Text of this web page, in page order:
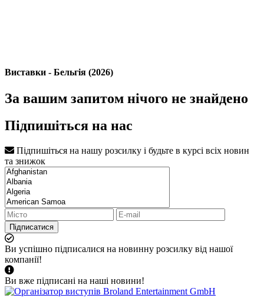
Виставки - Бельгія (2026)
За вашим запитом нічого не знайдено
Підпишіться на нас
Підпишіться на нашу розсилку і будьте в курсі всіх новин
та знижок
Підписатися
Ви успішно підписалися на новинну розсилку від нашої
компанії!
Ви вже підписані на наші новини!